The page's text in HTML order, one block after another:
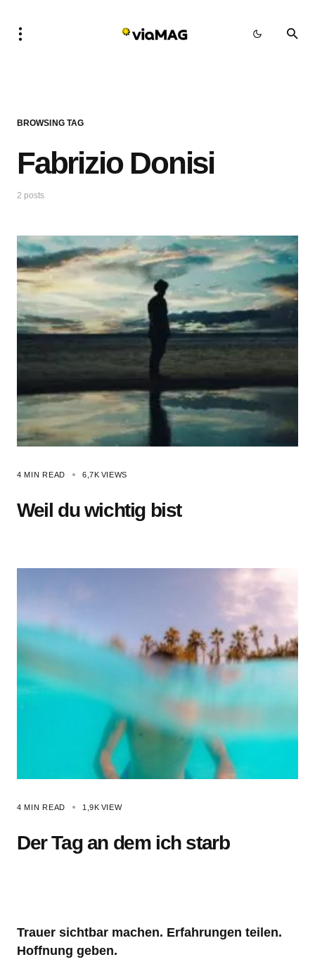
BROWSING TAG
Fabrizio Donisi
2 posts
4 MIN READ 6,7K VIEWS
Weil du wichtig bist
4 MIN READ 1,9K VIEW
Der Tag an dem ich starb
Trauer sichtbar machen. Erfahrungen teilen.
Hoffnung geben.